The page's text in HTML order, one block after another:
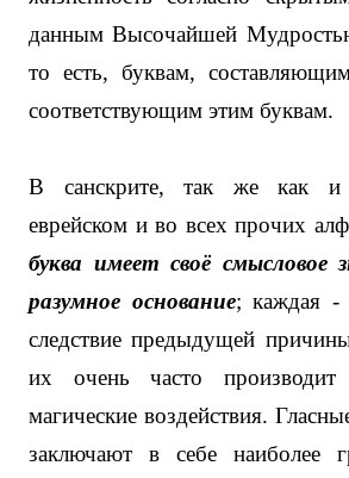
данным Высочайшей
то есть, буквам,
соответствующим этим буквам.
В санскрите, так же как и
еврейском и во всех прочих
буква имеет своё смысловое
разумное основание; каждая -
следствие предыдущей
их очень часто производит
магические воздействия.
заключают в себе наиболее